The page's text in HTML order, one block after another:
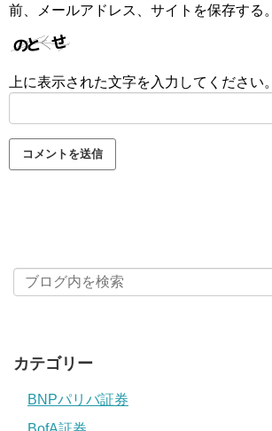
前、メールアドレス、サイトを保存する。
上に表示された文字を入力してください。
カテゴリー
BNPパリバ証券